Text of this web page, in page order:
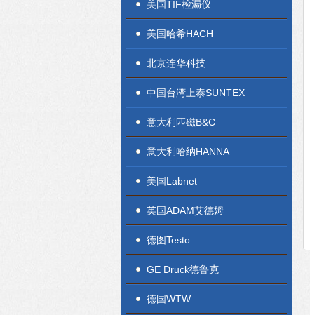
美国TIF检漏仪
美国哈希HACH
北京连华科技
中国台湾上泰SUNTEX
意大利匹磁B&C
意大利哈纳HANNA
美国Labnet
英国ADAM艾德姆
德图Testo
GE Druck德鲁克
德国WTW